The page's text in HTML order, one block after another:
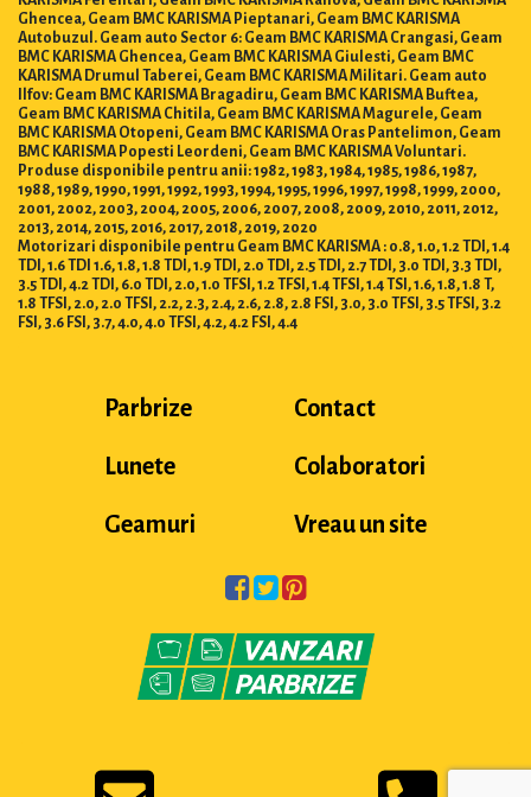
Ghencea, Geam BMC KARISMA Pieptanari, Geam BMC KARISMA
Autobuzul. Geam auto Sector 6: Geam BMC KARISMA Crangasi, Geam
BMC KARISMA Ghencea, Geam BMC KARISMA Giulesti, Geam BMC
KARISMA Drumul Taberei, Geam BMC KARISMA Militari. Geam auto
Ilfov: Geam BMC KARISMA Bragadiru, Geam BMC KARISMA Buftea,
Geam BMC KARISMA Chitila, Geam BMC KARISMA Magurele, Geam
BMC KARISMA Otopeni, Geam BMC KARISMA Oras Pantelimon, Geam
BMC KARISMA Popesti Leordeni, Geam BMC KARISMA Voluntari.
Produse disponibile pentru anii: 1982, 1983, 1984, 1985, 1986, 1987,
1988, 1989, 1990, 1991, 1992, 1993, 1994, 1995, 1996, 1997, 1998, 1999, 2000,
2001, 2002, 2003, 2004, 2005, 2006, 2007, 2008, 2009, 2010, 2011, 2012,
2013, 2014, 2015, 2016, 2017, 2018, 2019, 2020
Motorizari disponibile pentru Geam BMC KARISMA : 0.8, 1.0, 1.2 TDI, 1.4
TDI, 1.6 TDI 1.6, 1.8, 1.8 TDI, 1.9 TDI, 2.0 TDI, 2.5 TDI, 2.7 TDI, 3.0 TDI, 3.3 TDI,
3.5 TDI, 4.2 TDI, 6.0 TDI, 2.0, 1.0 TFSI, 1.2 TFSI, 1.4 TFSI, 1.4 TSI, 1.6, 1.8, 1.8 T,
1.8 TFSI, 2.0, 2.0 TFSI, 2.2, 2.3, 2.4, 2.6, 2.8, 2.8 FSI, 3.0, 3.0 TFSI, 3.5 TFSI, 3.2
FSI, 3.6 FSI, 3.7, 4.0, 4.0 TFSI, 4.2, 4.2 FSI, 4.4
Parbrize
Lunete
Geamuri
Contact
Colaboratori
Vreau un site